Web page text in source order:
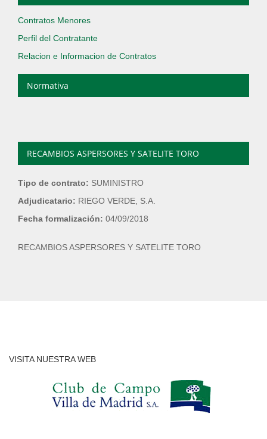
Contratos Menores
Perfil del Contratante
Relacion e Informacion de Contratos
Normativa
RECAMBIOS ASPERSORES Y SATELITE TORO
Tipo de contrato: SUMINISTRO
Adjudicatario: RIEGO VERDE, S.A.
Fecha formalización: 04/09/2018
RECAMBIOS ASPERSORES Y SATELITE TORO
VISITA NUESTRA WEB